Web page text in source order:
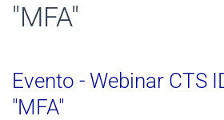
"MFA"
Evento - Webinar CTS
"MFA"